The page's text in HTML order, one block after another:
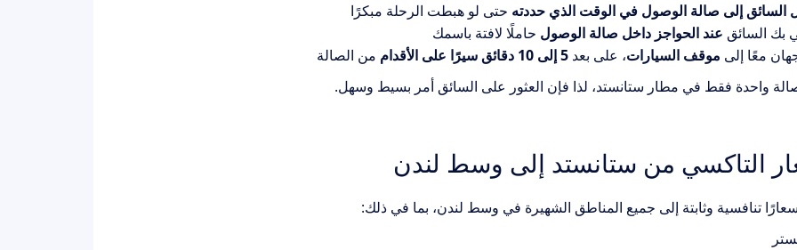
السائق إلى صالة الوصول في الوقت الذي حددته حتى لو هبطت الرحلة مبكرًا
بك السائق عند الحواجز داخل صالة الوصول حاملًا لافتة باسمك
معًا إلى موقف السيارات، على بعد5 إلى 10 دقائق سيرًا على الأقدام
من الصالة
واحدة فقط في مطار ستانستد، لذا فإن العثور على السائق أمر بسيط وسهل.
التاكسي من ستانستد إلى وسط لندن
تنافسية وثابتة إلى جميع المناطق الشهيرة في وسط لندن، بما في ذلك: